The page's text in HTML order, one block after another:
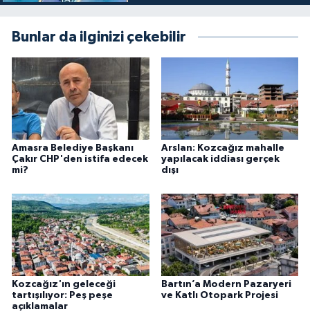
Bunlar da ilginizi çekebilir
Amasra Belediye Başkanı
Çakır CHP'den istifa edecek
mi?
Arslan: Kozcağız mahalle
yapılacak iddiası gerçek
dışı
Kozcağız'ın geleceği
tartışılıyor: Peş peşe
açıklamalar
Bartın’a Modern Pazaryeri
ve Katlı Otopark Projesi